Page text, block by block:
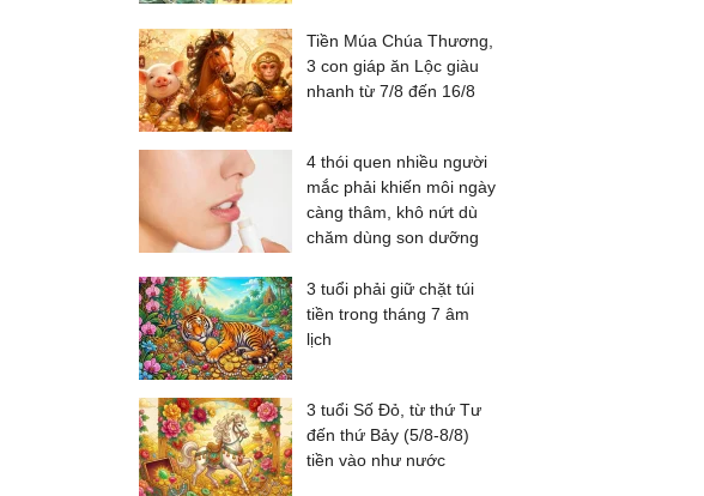
Tiền Múa Chúa Thương,
3 con giáp ăn Lộc giàu
nhanh từ 7/8 đến 16/8
4 thói quen nhiều người
mắc phải khiến môi ngày
càng thâm, khô nứt dù
chăm dùng son dưỡng
3 tuổi phải giữ chặt túi
tiền trong tháng 7 âm
lịch
3 tuổi Số Đỏ, từ thứ Tư
đến thứ Bảy (5/8-8/8)
tiền vào như nước